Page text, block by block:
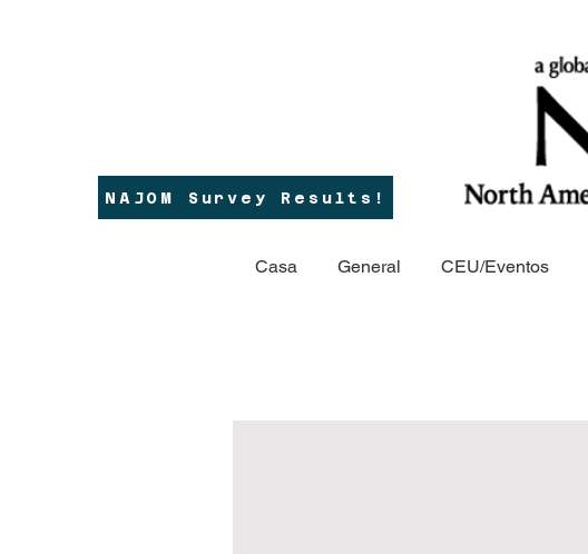
NAJOM Survey Results!
Casa General CEU/Eventos